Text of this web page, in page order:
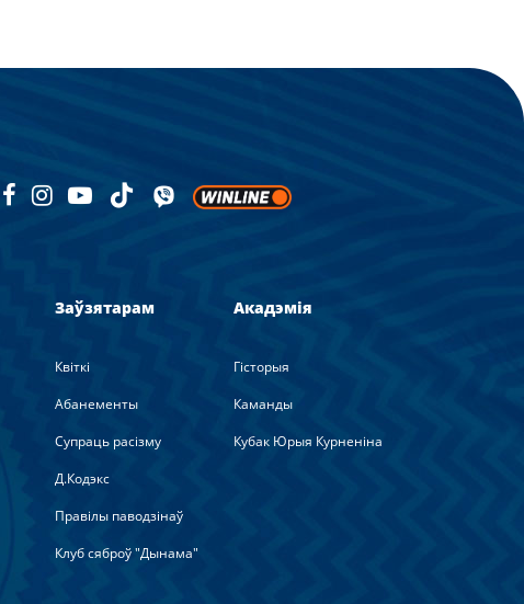
Заўзятарам
Квіткі
Абанементы
Супраць расізму
Д.Кодэкс
Правілы паводзінаў
Клуб сяброў "Дынама"
Акадэмія
Гісторыя
Каманды
Кубак Юрыя Курненіна